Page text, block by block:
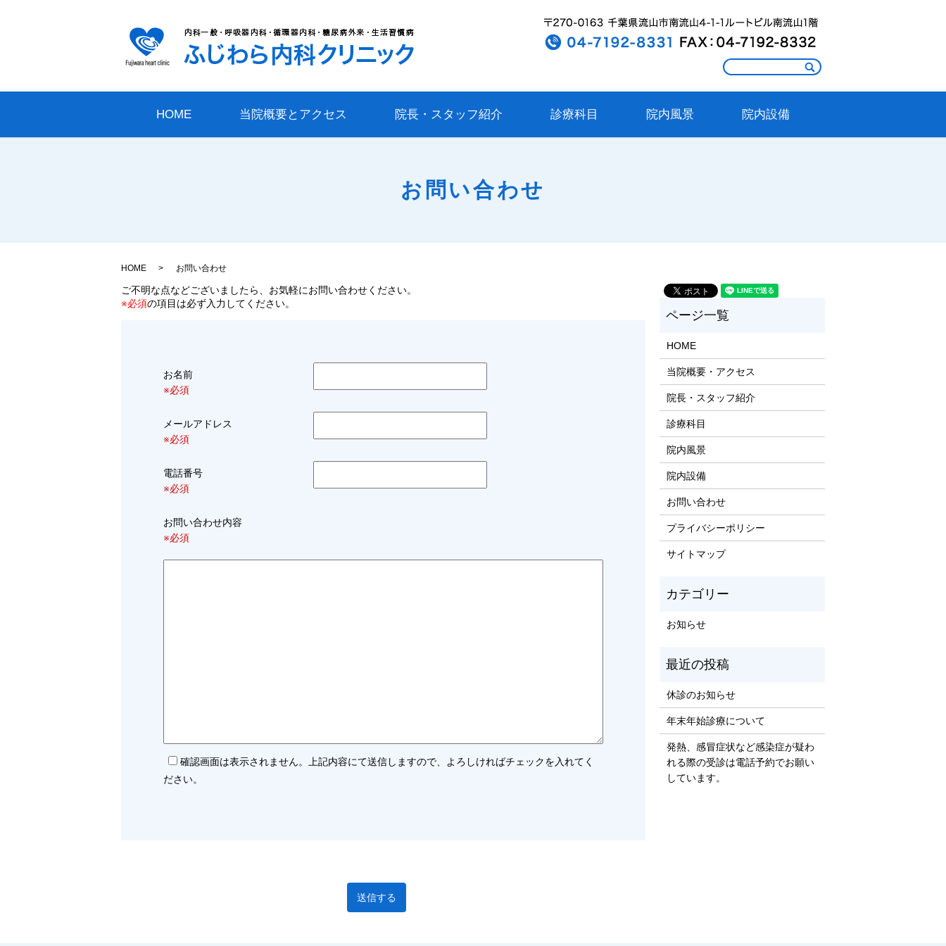
HOME 当院概要とアクセス 院長・スタッフ紹介 診療科目 院内風景 院内設備
お問い合わせ
HOME お問い合わせ
ご不明な点などございましたら、お気軽にお問い合わせください。
※必須の項目は必ず入力してください。
お名前
※必須
メールアドレス
※必須
電話番号
※必須
お問い合わせ内容
※必須
確認画面は表示されません。上記内容にて送信しますので、よろしければチェックを入れてく
ださい。
HOME
当院概要・アクセス
院長・スタッフ紹介
診療科目
院内風景
院内設備
お問い合わせ
プライバシーポリシー
サイトマップ
お知らせ
休診のお知らせ
年末年始診療について
発熱、感冒症状など感染症が疑わ
れる際の受診は電話予約でお願い
しています。